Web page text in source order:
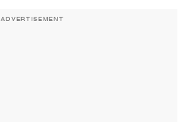
ADVERTISEMENT